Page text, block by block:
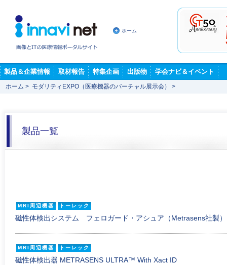
ホーム
製品＆企業情報 取材報告 特集企画 出版物 学会ナビ＆イベント
ホーム > モダリティEXPO（医療機器のバーチャル展示会） >
製品一覧
MRI周辺機器 トーレック
磁性体検出システム フェロガード・アシュア（Metrasens社製）
MRI周辺機器 トーレック
磁性体検出器 METRASENS ULTRA™ With Xact ID